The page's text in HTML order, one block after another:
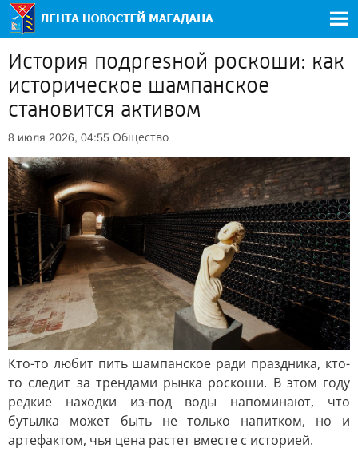
История подpresной роскоши: как
историческое шампанское
становится активом
8 июля 2026, 04:55 Общество
Кто-то любит пить шампанское ради праздника, кто-
то следит за трендами рынка роскоши. В этом году
редкие находки из-под воды напоминают, что
бутылка может быть не только напитком, но и
артефактом, чья цена растет вместе с историей.